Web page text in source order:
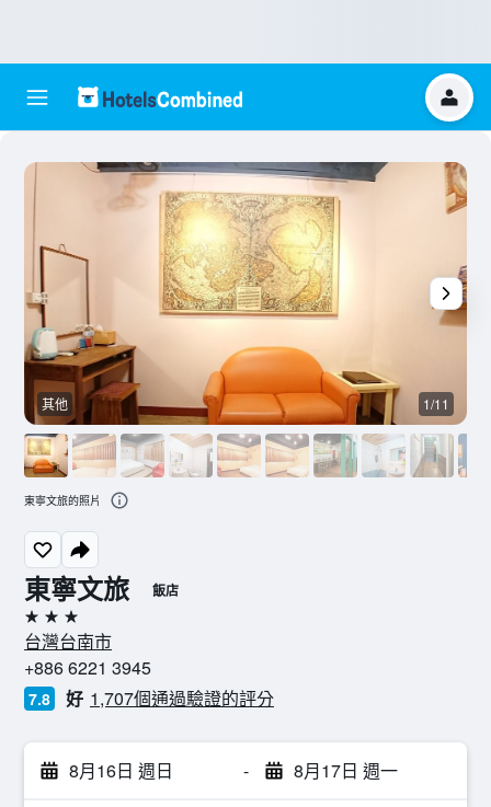
東寧文旅 飯店
3星級
台灣台南市
+886 6221 3945
7.8 好 1,707個通過驗證的評分
8月16日 週日 - 8月17日 週一
其他 1/11
東寧文旅的照片